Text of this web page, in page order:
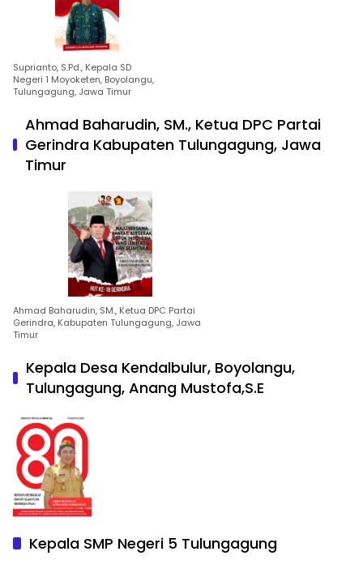
Suprianto, S.Pd., Kepala SD
Negeri 1 Moyoketen, Boyolangu,
Tulungagung, Jawa Timur
Ahmad Baharudin, SM., Ketua DPC Partai
Gerindra Kabupaten Tulungagung, Jawa
Timur
Ahmad Baharudin, SM., Ketua DPC Partai
Gerindra, Kabupaten Tulungagung, Jawa
Timur
Kepala Desa Kendalbulur, Boyolangu,
Tulungagung, Anang Mustofa,S.E
Kepala SMP Negeri 5 Tulungagung